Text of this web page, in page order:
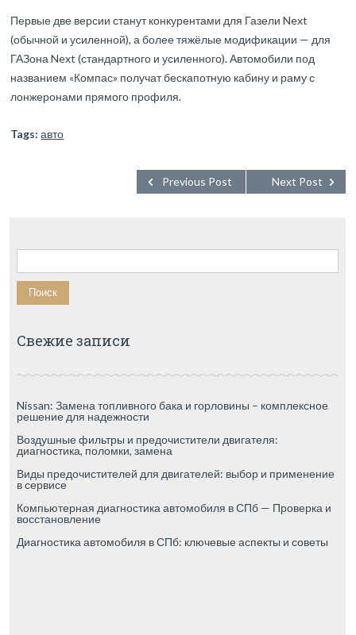
Первые две версии станут конкурентами для Газели Next
(обычной и усиленной), а более тяжёлые модификации — для
ГАЗона Next (стандартного и усиленного). Автомобили под
названием «Компас» получат бескапотную кабину и раму с
лонжеронами прямого профиля.
Tags: авто
Next Post
Previous Post
Найти:
Свежие записи
Nissan: Замена топливного бака и горловины – комплексное
решение для надежности
Воздушные фильтры и предочистители двигателя:
диагностика, поломки, замена
Виды предочистителей для двигателей: выбор и применение
в сервисе
Компьютерная диагностика автомобиля в СПб — Проверка и
восстановление
Диагностика автомобиля в СПб: ключевые аспекты и советы